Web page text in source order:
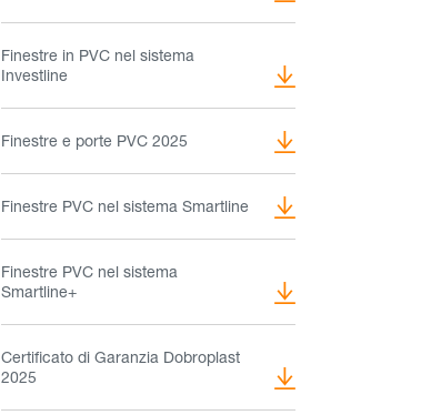
Finestre in PVC nel sistema
Investline
Finestre e porte PVC 2025
Finestre PVC nel sistema Smartline
Finestre PVC nel sistema
Smartline+
Certificato di Garanzia Dobroplast
2025